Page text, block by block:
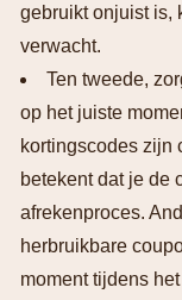
gebruikt onjuist is,
verwacht.
Ten tweede,
op het juiste
kortingscodes zijn
betekent dat je de
afrekenproces.
herbruikbare
moment tijdens